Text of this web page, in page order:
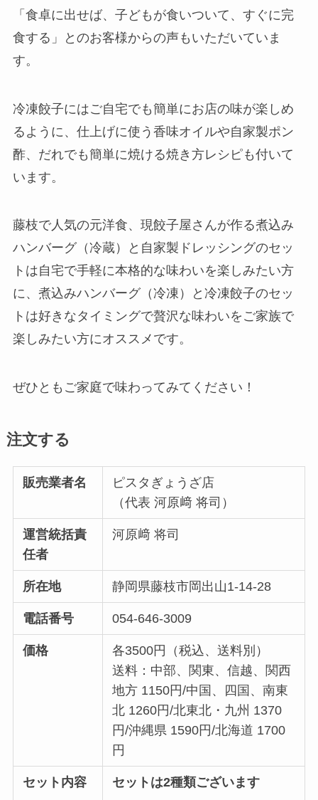
「食卓に出せば、子どもが食いついて、すぐに完
食する」とのお客様からの声もいただいていま
す。
冷凍餃子にはご自宅でも簡単にお店の味が楽しめ
るように、仕上げに使う香味オイルや自家製ポン
酢、だれでも簡単に焼ける焼き方レシピも付いて
います。
藤枝で人気の元洋食、現餃子屋さんが作る煮込み
ハンバーグ（冷蔵）と自家製ドレッシングのセッ
トは自宅で手軽に本格的な味わいを楽しみたい方
に、煮込みハンバーグ（冷凍）と冷凍餃子のセッ
トは好きなタイミングで贅沢な味わいをご家族で
楽しみたい方にオススメです。
ぜひともご家庭で味わってみてください！
注文する
販売業者名
ピスタぎょうざ店
（代表 河原﨑 将司）
運営統括責
任者
河原﨑 将司
所在地 静岡県藤枝市岡出山1-14-28
電話番号 054-646-3009
価格
各3500円（税込、送料別）
送料：中部、関東、信越、関西
地方 1150円/中国、四国、南東
北 1260円/北東北・九州 1370
円/沖縄県 1590円/北海道 1700
円
セット内容 セットは2種類ございます